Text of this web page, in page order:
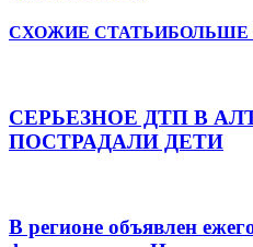
СХОЖИЕ СТАТЬИБОЛЬШЕ
СЕРЬЕЗНОЕ ДТП В
ПОСТРАДАЛИ ДЕТИ
В регионе объявлен